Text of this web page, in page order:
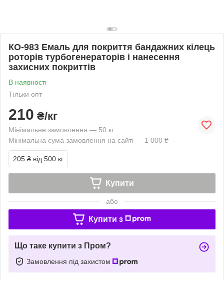
КО-983 Емаль для покриття бандажних кілець
роторів турбогенераторів і нанесення
захисних покриттів
В наявності
Тільки опт
210 ₴/кг
Мінімальне замовлення — 50 кг
Мінімальна сума замовлення на сайті — 1 000 ₴
205 ₴ від 500 кг
Купити
або
Купити з
Що таке купити з Пром?
Замовлення під захистом